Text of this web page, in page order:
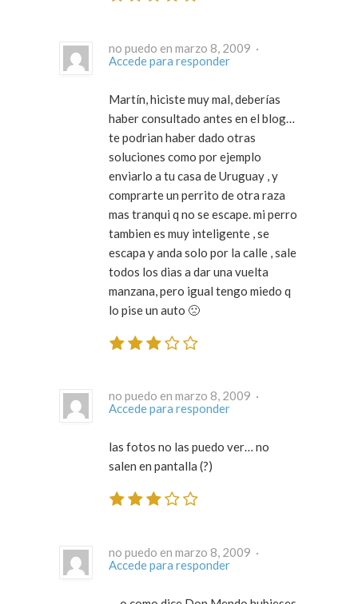
no puedo en marzo 8, 2009 ·
Accede para responder
Martín, hiciste muy mal, deberías
haber consultado antes en el blog…
te podrian haber dado otras
soluciones como por ejemplo
enviarlo a tu casa de Uruguay , y
comprarte un perrito de otra raza
mas tranqui q no se escape. mi perro
tambien es muy inteligente , se
escapa y anda solo por la calle , sale
todos los dias a dar una vuelta
manzana, pero igual tengo miedo q
lo pise un auto 🙁
no puedo en marzo 8, 2009 ·
Accede para responder
las fotos no las puedo ver… no
salen en pantalla (?)
no puedo en marzo 8, 2009 ·
Accede para responder